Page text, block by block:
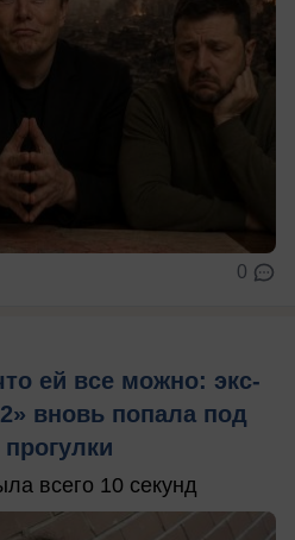
0
ей все можно: экс-
вновь попала под
всего 10 секунд